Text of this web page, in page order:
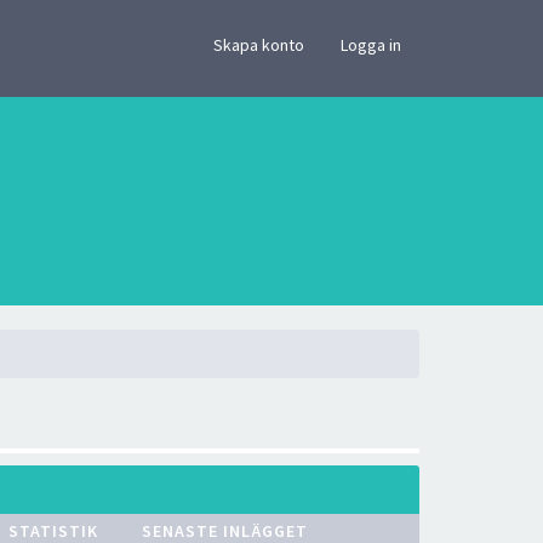
Skapa konto Logga in
STATISTIK SENASTE INLÄGGET